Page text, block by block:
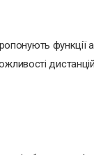
функції